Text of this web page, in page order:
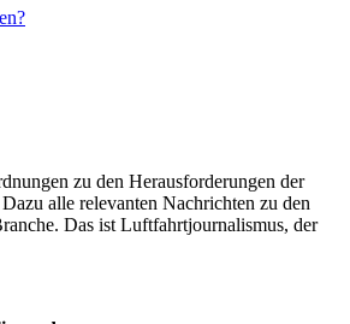
zu den Herausforderungen der
alle relevanten Nachrichten zu den
Das ist Luftfahrtjournalismus, der